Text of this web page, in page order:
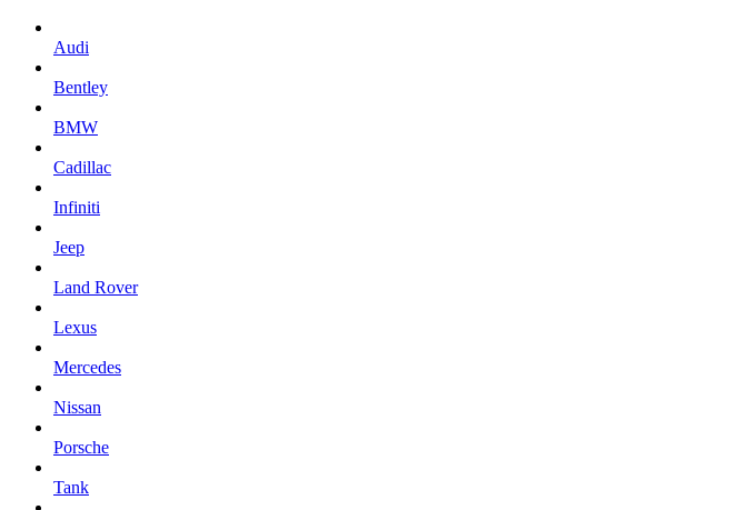
Audi
Bentley
BMW
Cadillac
Infiniti
Jeep
Land Rover
Lexus
Mercedes
Nissan
Porsche
Tank